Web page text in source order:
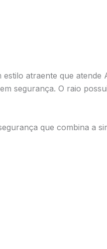
atraente que atende
segurança. O raio
que combina a